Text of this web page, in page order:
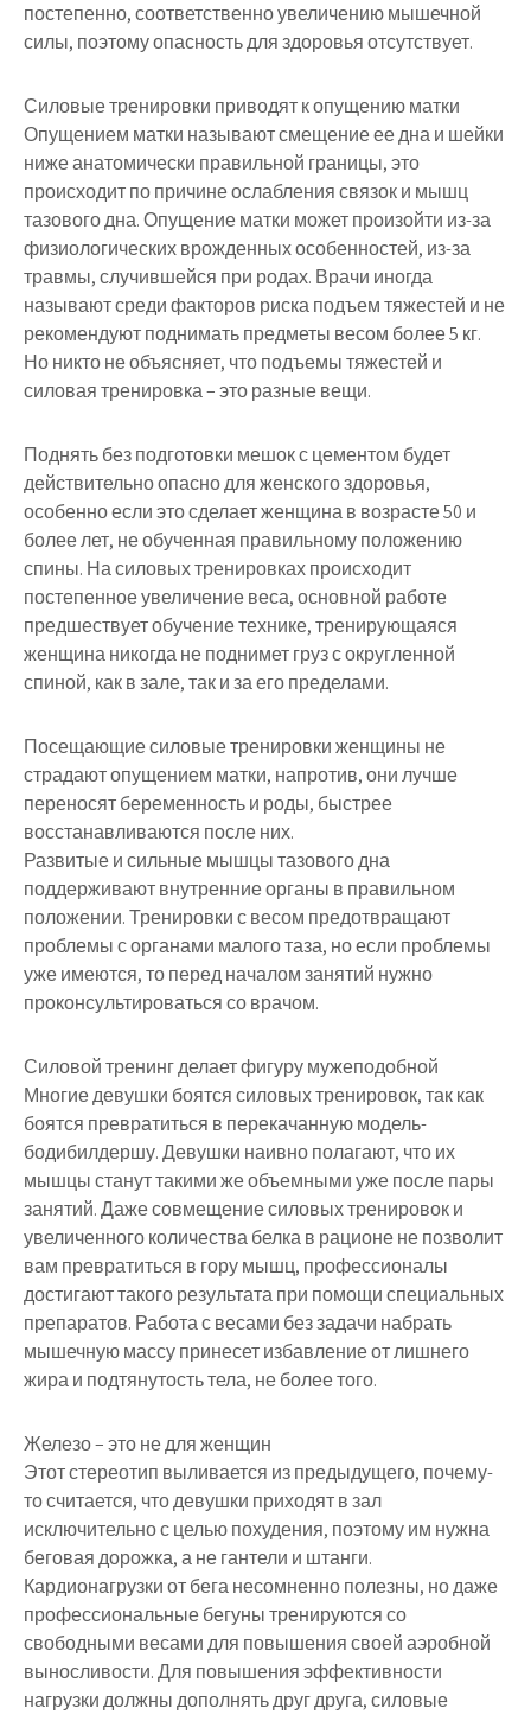
постепенно, соответственно увеличению мышечной
силы, поэтому опасность для здоровья отсутствует.
Силовые тренировки приводят к опущению матки
Опущением матки называют смещение ее дна и шейки
ниже анатомически правильной границы, это
происходит по причине ослабления связок и мышц
тазового дна. Опущение матки может произойти из-за
физиологических врожденных особенностей, из-за
травмы, случившейся при родах. Врачи иногда
называют среди факторов риска подъем тяжестей и не
рекомендуют поднимать предметы весом более 5 кг.
Но никто не объясняет, что подъемы тяжестей и
силовая тренировка – это разные вещи.
Поднять без подготовки мешок с цементом будет
действительно опасно для женского здоровья,
особенно если это сделает женщина в возрасте 50 и
более лет, не обученная правильному положению
спины. На силовых тренировках происходит
постепенное увеличение веса, основной работе
предшествует обучение технике, тренирующаяся
женщина никогда не поднимет груз с округленной
спиной, как в зале, так и за его пределами.
Посещающие силовые тренировки женщины не
страдают опущением матки, напротив, они лучше
переносят беременность и роды, быстрее
восстанавливаются после них.
Развитые и сильные мышцы тазового дна
поддерживают внутренние органы в правильном
положении. Тренировки с весом предотвращают
проблемы с органами малого таза, но если проблемы
уже имеются, то перед началом занятий нужно
проконсультироваться со врачом.
Силовой тренинг делает фигуру мужеподобной
Многие девушки боятся силовых тренировок, так как
боятся превратиться в перекачанную модель-
бодибилдершу. Девушки наивно полагают, что их
мышцы станут такими же объемными уже после пары
занятий. Даже совмещение силовых тренировок и
увеличенного количества белка в рационе не позволит
вам превратиться в гору мышц, профессионалы
достигают такого результата при помощи специальных
препаратов. Работа с весами без задачи набрать
мышечную массу принесет избавление от лишнего
жира и подтянутость тела, не более того.
Железо – это не для женщин
Этот стереотип выливается из предыдущего, почему-
то считается, что девушки приходят в зал
исключительно с целью похудения, поэтому им нужна
беговая дорожка, а не гантели и штанги.
Кардионагрузки от бега несомненно полезны, но даже
профессиональные бегуны тренируются со
свободными весами для повышения своей аэробной
выносливости. Для повышения эффективности
нагрузки должны дополнять друг друга, силовые